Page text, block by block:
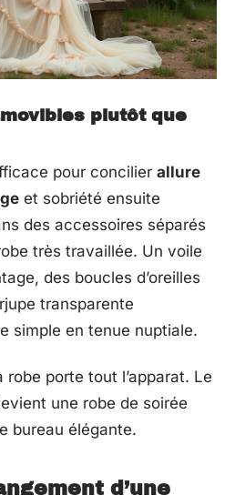
plutôt que
pour concilier allure
et sobriété ensuite
des accessoires séparés
très travaillée. Un voile
des boucles d’oreilles
transparente
simple en tenue nuptiale.
robe porte tout l’apparat. Le
une robe de soirée
bureau élégante.
d’une